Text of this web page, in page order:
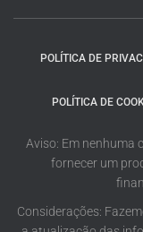
POLÍTICA DE
POLÍTICA DE
Aviso: Em
fornecer um
Considerações: